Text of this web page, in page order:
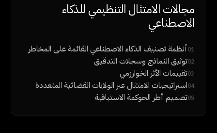
مجالات الامتثال التنظيمي للذكاء
الاصطناعي
01أنظمة تصنيف الذكاء الاصطناعي القائمة على المخاطر
02توثيق النماذج وسجلات التدقيق
03تقييمات الأثر الخوارزمي
04استراتيجيات الامتثال عبر الولايات القضائية المتعددة
05تصميم أطر الحوكمة الاستباقية